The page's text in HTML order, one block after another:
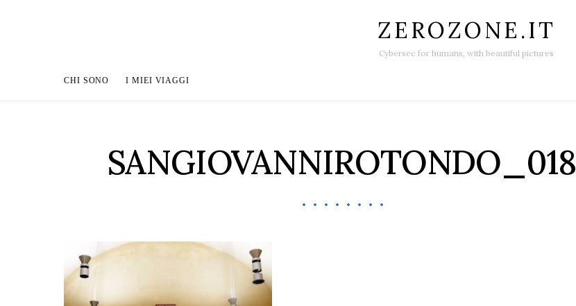
ZEROZONE.IT
Cybersec for humans, with beautiful pictures
CHI SONO I MIEI VIAGGI
SANGIOVANNIROTONDO_018